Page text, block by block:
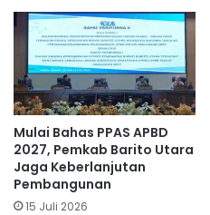
Mulai Bahas PPAS APBD
2027, Pemkab Barito Utara
Jaga Keberlanjutan
Pembangunan
15 Juli 2026